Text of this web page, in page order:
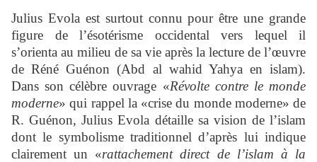
Julius Evola est surtout connu pour être une grande
figure de l’ésotérisme occidental vers lequel il
s’orienta au milieu de sa vie après la lecture de l’œuvre
de Réné Guénon (Abd al wahid Yahya en islam).
Dans son célèbre ouvrage «Révolte contre le monde
moderne» qui rappel la «crise du monde moderne» de
R. Guénon, Julius Evola détaille sa vision de l’islam
dont le symbolisme traditionnel d’après lui indique
clairement un «rattachement direct de l’islam à la